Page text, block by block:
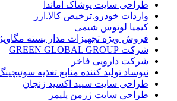
طراحی سایت پوشاک آماندا
واردات خودرو.ترخیص کالا.ارز
کیمیا لوتوس شیمی
فروش ویژه تجهیزات مدار بسته
شرکت GREEN GLOBAL GROUP
شرکت دارویی فاخر
نیوساد تولید کننده منابع تغذیه
طراحی سایت سپید اکسید زنجان
طراحی سایت ژرمن پلیمر